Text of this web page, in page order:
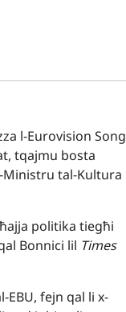
l-Eurovision Song
tqajmu bosta
Ministru tal-Kultura
politika tiegħi
Bonnici lil Times
fejn qal li x-